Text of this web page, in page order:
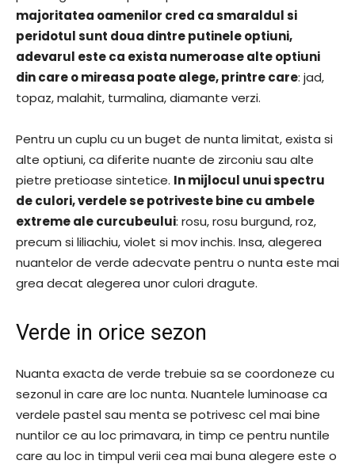
majoritatea oamenilor cred ca smaraldul si
peridotul sunt doua dintre putinele optiuni,
adevarul este ca exista numeroase alte optiuni
din care o mireasa poate alege, printre care: jad,
topaz, malahit, turmalina, diamante verzi.
Pentru un cuplu cu un buget de nunta limitat, exista si
alte optiuni, ca diferite nuante de zirconiu sau alte
pietre pretioase sintetice. In mijlocul unui spectru
de culori, verdele se potriveste bine cu ambele
extreme ale curcubeului: rosu, rosu burgund, roz,
precum si liliachiu, violet si mov inchis. Insa, alegerea
nuantelor de verde adecvate pentru o nunta este mai
grea decat alegerea unor culori dragute.
Verde in orice sezon
Nuanta exacta de verde trebuie sa se coordoneze cu
sezonul in care are loc nunta. Nuantele luminoase ca
verdele pastel sau menta se potrivesc cel mai bine
nuntilor ce au loc primavara, in timp ce pentru nuntile
care au loc in timpul verii cea mai buna alegere este o